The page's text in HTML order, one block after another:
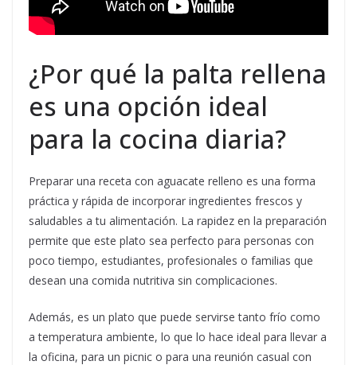
¿Por qué la palta rellena
es una opción ideal
para la cocina diaria?
Preparar una receta con aguacate relleno es una forma
práctica y rápida de incorporar ingredientes frescos y
saludables a tu alimentación. La rapidez en la preparación
permite que este plato sea perfecto para personas con
poco tiempo, estudiantes, profesionales o familias que
desean una comida nutritiva sin complicaciones.
Además, es un plato que puede servirse tanto frío como
a temperatura ambiente, lo que lo hace ideal para llevar a
la oficina, para un picnic o para una reunión casual con